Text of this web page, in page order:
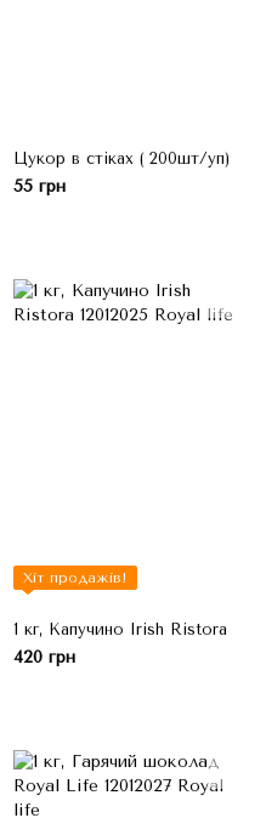
Цукор в стіках ( 200шт/уп)
55 грн
Хіт продажів!
1 кг, Капучино Irish Ristora
420 грн